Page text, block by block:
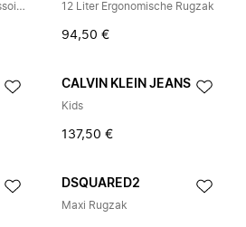
Pack Set Rugzak & Accessoires 12 Liter Ergonomische Rugzak
94,50 €
CALVIN KLEIN JEANS
Kids
137,50 €
DSQUARED2
Maxi Rugzak